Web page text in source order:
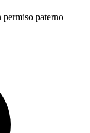
permiso paterno